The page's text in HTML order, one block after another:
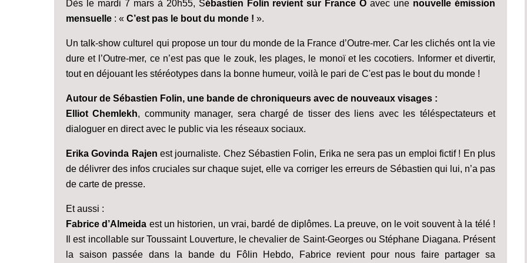
Dès le mardi 7 mars à 20h55, Sébastien Folin revient sur France Ô avec une nouvelle émission
mensuelle : « C’est pas le bout du monde ! ».
Un talk-show culturel qui propose un tour du monde de la France d’Outre-mer. Car les clichés ont la vie
dure et l’Outre-mer, ce n’est pas que le zouk, les plages, le monoï et les cocotiers. Informer et divertir,
tout en déjouant les stéréotypes dans la bonne humeur, voilà le pari de C'est pas le bout du monde !
Autour de Sébastien Folin, une bande de chroniqueurs avec de nouveaux visages :
Elliot Chemlekh, community manager, sera chargé de tisser des liens avec les téléspectateurs et
dialoguer en direct avec le public via les réseaux sociaux.
Erika Govinda Rajenest journaliste. Chez Sébastien Folin, Erika ne sera pas un emploi fictif ! En plus
de délivrer des infos cruciales sur chaque sujet, elle va corriger les erreurs de Sébastien qui lui, n’a pas
de carte de presse.
Et aussi :
Fabrice d’Almeida est un historien, un vrai, bardé de diplômes. La preuve, on le voit souvent à la télé !
Il est incollable sur Toussaint Louverture, le chevalier de Saint-Georges ou Stéphane Diagana. Présent
la saison passée dans la bande du Fôlin Hebdo, Fabrice revient pour nous faire partager sa